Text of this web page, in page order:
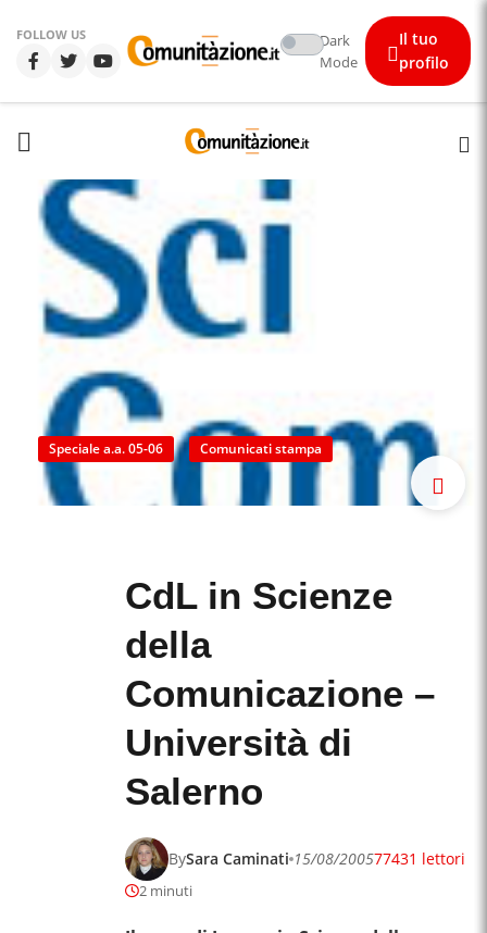
FOLLOW US
Dark
Mode
Il tuo
profilo
Speciale a.a. 05-06 Comunicati stampa
CdL in Scienze
della
Comunicazione –
Università di
Salerno
BySara Caminati 15/08/200577431 lettori
2 minuti